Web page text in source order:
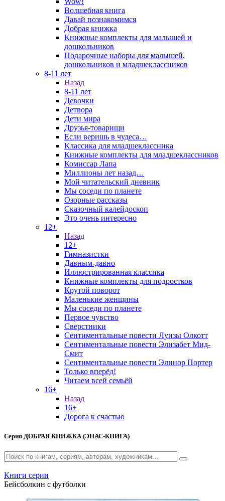
Волшебная книга
Давай познакомимся
Добрая книжка
Книжные комплекты для малышей и
дошкольников
Подарочные наборы для малышей,
дошкольников и младшеклассников
8-11 лет
Назад
8-11 лет
Девочки
Детвора
Дети мира
Друзья-товарищи
Если веришь в чудеса…
Классика для младшеклассника
Книжные комплекты для младшеклассников
Комиссар Лапа
Миллионы лет назад…
Мой читательский дневник
Мы соседи по планете
Озорные рассказы
Сказочный калейдоскоп
Это очень интересно
12+
Назад
12+
Гимназистки
Давным-давно
Иллюстрированная классика
Книжные комплекты для подростков
Крутой поворот
Маленькие женщины
Мы соседи по планете
Первое чувство
Сверстники
Сентиментальные повести Луизы Олкотт
Сентиментальные повести Элизабет Мид-
Смит
Сентиментальные повести Элинор Портер
Только вперёд!
Читаем всей семьёй
16+
Назад
16+
Дорога к счастью
Серия ДОБРАЯ КНИЖКА (ЭНАС-КНИГА)
Книги серии
Бейсболкин с футболки